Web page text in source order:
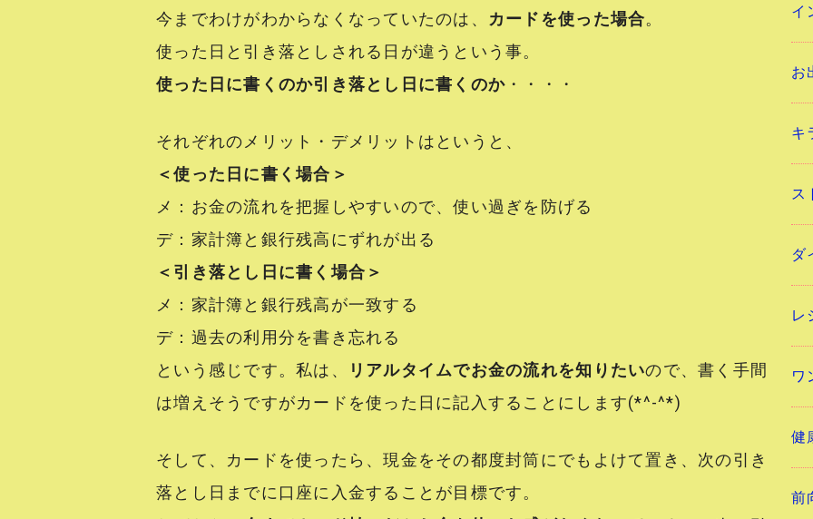
今までわけがわからなくなっていたのは、 カードを使った場合。
使った日と引き落としされる日が違うという事。
使った日に書くのか引き落とし日に書くのか ・・・・
それぞれのメリット・デメリットはというと、
＜使った日に書く場合＞
メ：お金の流れを把握しやすいので、使い過ぎを防げる
デ：家計簿と銀行残高にずれが出る
＜引き落とし日に書く場合＞
メ：家計簿と銀行残高が一致する
デ：過去の利用分を書き忘れる
という感じです。私は、
リアルタイムでお金の流れを知りたいので、書く手間
は増えそうですがカードを使った日に記入することにします(*^-^*)
そして、カードを使ったら、現金をその都度封筒にでもよけて置き、次の引き
落とし日までに口座に入金することが目標です。
イ
お
キ
ス
ダ
レ
ワ
健
前